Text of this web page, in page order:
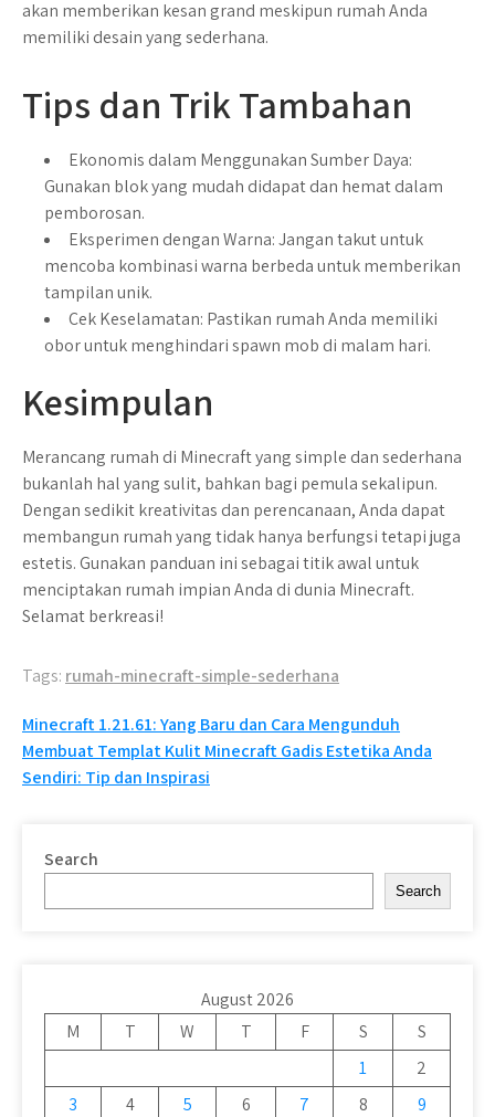
akan memberikan kesan grand meskipun rumah Anda
memiliki desain yang sederhana.
Tips dan Trik Tambahan
Ekonomis dalam Menggunakan Sumber Daya:
Gunakan blok yang mudah didapat dan hemat dalam
pemborosan.
Eksperimen dengan Warna: Jangan takut untuk
mencoba kombinasi warna berbeda untuk memberikan
tampilan unik.
Cek Keselamatan: Pastikan rumah Anda memiliki
obor untuk menghindari spawn mob di malam hari.
Kesimpulan
Merancang rumah di Minecraft yang simple dan sederhana
bukanlah hal yang sulit, bahkan bagi pemula sekalipun.
Dengan sedikit kreativitas dan perencanaan, Anda dapat
membangun rumah yang tidak hanya berfungsi tetapi juga
estetis. Gunakan panduan ini sebagai titik awal untuk
menciptakan rumah impian Anda di dunia Minecraft.
Selamat berkreasi!
Tags: rumah-minecraft-simple-sederhana
Post
navigation
Minecraft 1.21.61: Yang Baru dan Cara Mengunduh
Membuat Templat Kulit Minecraft Gadis Estetika Anda
Sendiri: Tip dan Inspirasi
Search
Search
August 2026
M
T W T F S
S
1
2
3
4 5 6 7 8
9